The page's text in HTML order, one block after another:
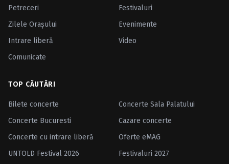
Petreceri
Festivaluri
Zilele Oraşului
Evenimente
Intrare liberă
Video
Comunicate
TOP CĂUTĂRI
Bilete concerte
Concerte Sala Palatului
Concerte Bucuresti
Cazare concerte
Concerte cu intrare liberă
Oferte eMAG
UNTOLD Festival 2026
Festivaluri 2027